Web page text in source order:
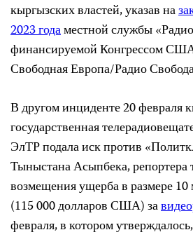
кыргызских властей, указав на
2023 годаместной службы
финансируемой Конгрессом
Свободная Европа/Радио
В другом инциденте 20 февраля
государственная
ЭлТР подала иск против
Тыныстана Асыпбека, репортера
возмещения ущерба в размере
(115 000 долларов США) за
февраля, в котором